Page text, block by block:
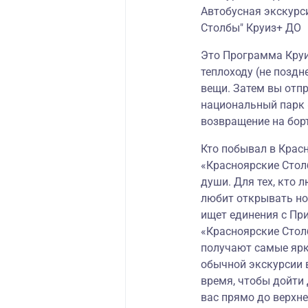
Автобусная
Столбы" Круиз+ ДО
Это Программа
теплоходу (не
вещи. Затем вы
национальный парк
возвращение на
Кто побывал в
«Красноярские
души. Для тех, кто
любит открывать
ищет единения с
«Красноярские
получают самые
обычной экскурсии
время, чтобы дойти
вас прямо до